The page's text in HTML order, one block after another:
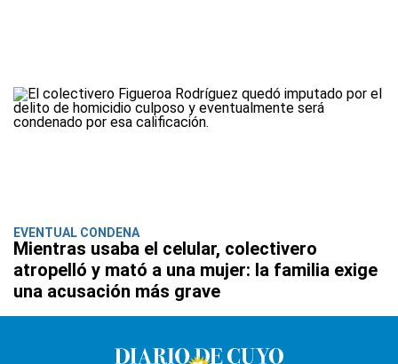
EVENTUAL CONDENA
Mientras usaba el celular, colectivero
atropelló y mató a una mujer: la familia exige
una acusación más grave